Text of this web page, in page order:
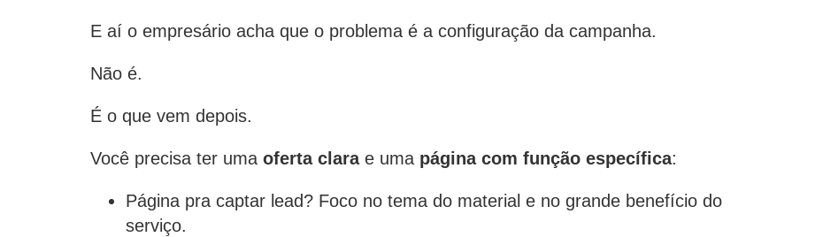
E aí o empresário acha que o problema é a configuração da campanha.
Não é.
É o que vem depois.
Você precisa ter uma oferta clarae uma página com função específica:
Página pra captar lead? Foco no tema do material e no grande benefício do
serviço.